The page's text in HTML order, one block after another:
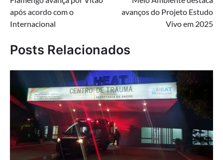
de
Post
após acordo com o
Internacional
avanços do Projeto Estudo
Vivo em 2025
Posts Relacionados